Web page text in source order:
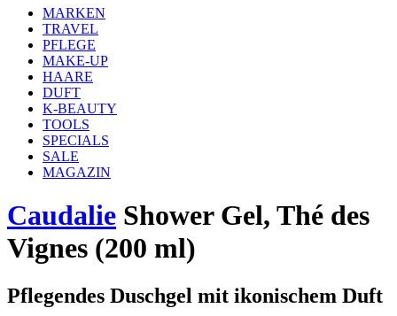
MARKEN
TRAVEL
PFLEGE
MAKE-UP
HAARE
DUFT
K-BEAUTY
TOOLS
SPECIALS
SALE
MAGAZIN
Caudalie Shower Gel, Thé des
Vignes (200 ml)
Pflegendes Duschgel mit ikonischem Duft